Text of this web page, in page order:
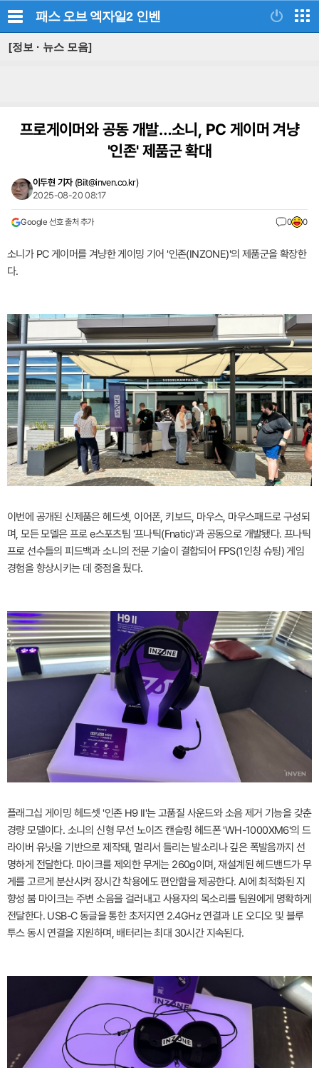
패스 오브 엑자일2 인벤
[정보 · 뉴스 모음]
프로게이머와 공동 개발…소니, PC 게이머 겨냥
'인존' 제품군 확대
이두현 기자 (Biit@inven.co.kr)
2025-08-20 08:17
Google 선호 출처 추가 0 0
소니가 PC 게이머를 겨냥한 게이밍 기어 '인존(INZONE)'의 제품군을 확장한
다.
이번에 공개된 신제품은 헤드셋, 이어폰, 키보드, 마우스, 마우스패드로 구성되
며, 모든 모델은 프로 e스포츠팀 '프나틱(Fnatic)'과 공동으로 개발됐다. 프나틱
프로 선수들의 피드백과 소니의 전문 기술이 결합되어 FPS(1인칭 슈팅) 게임
경험을 향상시키는 데 중점을 뒀다.
플래그십 게이밍 헤드셋 '인존 H9 II'는 고품질 사운드와 소음 제거 기능을 갖춘
경량 모델이다. 소니의 신형 무선 노이즈 캔슬링 헤드폰 'WH-1000XM6'의 드
라이버 유닛을 기반으로 제작돼, 멀리서 들리는 발소리나 깊은 폭발음까지 선
명하게 전달한다. 마이크를 제외한 무게는 260g이며, 재설계된 헤드밴드가 무
게를 고르게 분산시켜 장시간 착용에도 편안함을 제공한다. AI에 최적화된 지
향성 붐 마이크는 주변 소음을 걸러내고 사용자의 목소리를 팀원에게 명확하게
전달한다. USB-C 동글을 통한 초저지연 2.4GHz 연결과 LE 오디오 및 블루
투스 동시 연결을 지원하며, 배터리는 최대 30시간 지속된다.